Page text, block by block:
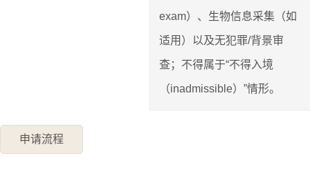
exam）、生物信息采集（如
适用）以及无犯罪/背景审
查；不得属于“不得入境
（inadmissible）”情形。
申请流程